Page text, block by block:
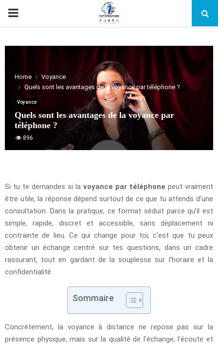
PRIMARY
Home
Voyance
Quels sont les avantages de la voyance par téléphone ?
Voyance
Quels sont les avantages de la voyance par
téléphone ?
896
Si tu te demandes si la voyance par téléphone peut vraiment
être utile, la réponse dépend surtout de ce que tu attends d’une
consultation. Dans la pratique, ce format séduit parce qu’il est
simple, rapide, discret et accessible, sans déplacement ni
contrainte de lieu. Ce qui change pour toi, c’est que tu peux
obtenir un échange centré sur tes questions, dans un cadre
rassurant, tout en gardant de la souplesse sur l’horaire et la
confidentialité.
Sommaire
Concrètement, la voyance à distance ne repose pas sur la
présence physique, mais sur la qualité de l’échange, l’écoute et